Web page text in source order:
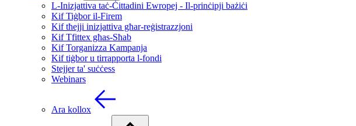
L-Inizjattiva taċ-Ċittadini Ewropej - Il-prinċipji bażiċi
Kif Tiġbor il-Firem
Kif tħejji inizjattiva għar-reġistrazzjoni
Kif Tfittex għas-Sħab
Kif Torganizza Kampanja
Kif tiġbor u tirrapporta l-fondi
Stejjer ta' suċċess
Webinars
Ara kollox